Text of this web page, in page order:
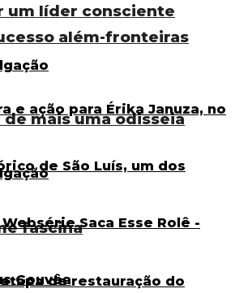
um líder consciente
de mais uma odisseia
fascina
além-fronteiras